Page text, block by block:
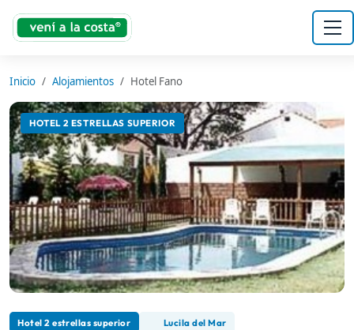
Inicio Alojamientos Hotel Fano
HOTEL 2 ESTRELLAS SUPERIOR
Hotel 2 estrellas superior Lucila del Mar